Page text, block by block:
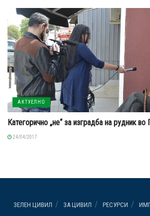
АКТУЕЛНО
Категорично „не“ за изградба на рудник во
24/04/2017
ЗЕЛЕН ЦИВИЛ ЗА ЦИВИЛ РЕСУРСИ